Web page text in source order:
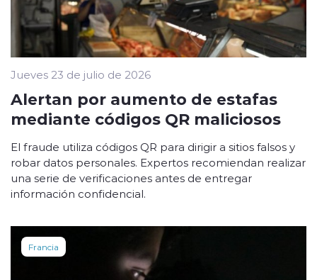
Jueves 23 de julio de 2026
Alertan por aumento de estafas
mediante códigos QR maliciosos
El fraude utiliza códigos QR para dirigir a sitios falsos y
robar datos personales. Expertos recomiendan realizar
una serie de verificaciones antes de entregar
información confidencial.
Francia